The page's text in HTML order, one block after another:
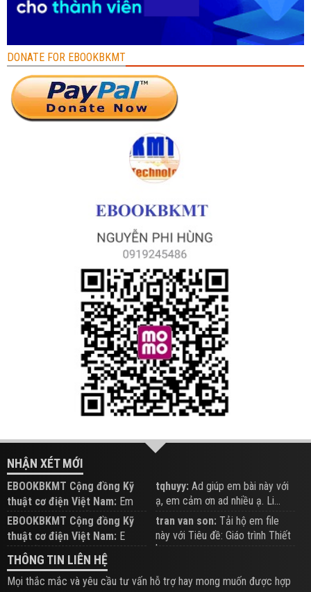
DONATE FOR EBOOKBKMT
NHẬN XÉT MỚI
EBOOKBKMT Cộng đồng Kỹ
thuật cơ điện Việt Nam: Em
đăng trên Group hỗ trợ nhé
tqhuyy: Ad giúp em bài này với
ạ, em cảm ơn ad nhiều ạ. Li...
EBOOKBKMT Cộng đồng Kỹ
thuật cơ điện Việt Nam: E
xem hỗ trợ trên Group
tran van son: Tải hộ em file
này với Tiêu đề: Giáo trình Thiết
b...
THÔNG TIN LIÊN HỆ
Mọi thắc mắc và yêu cầu tư vấn hỗ trợ hay mong muốn được hợp